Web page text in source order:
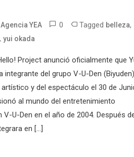
Agencia YEA 0 Tagged belleza,
,yui okada
Project anunció oficialmente que
integrante del grupo V-U-Den
y del espectáculo el 30 de
al mundo del entretenimiento
U-Den en el año de 2004. Después
en […]